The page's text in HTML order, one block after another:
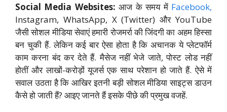
Social Media Websites: आज के समय में Facebook,
Instagram, WhatsApp, X (Twitter) और YouTube
जैसी सोशल मीडिया सेवाएं हमारी रोजमर्रा की जिंदगी का अहम हिस्सा
बन चुकी हैं. लेकिन कई बार ऐसा होता है कि अचानक ये प्लेटफॉर्म
काम करना बंद कर देते हैं. मैसेज नहीं भेजे जाते, पोस्ट लोड नहीं
होतीं और लाखों-करोड़ों यूजर्स एक साथ परेशान हो जाते हैं. ऐसे में
सवाल उठता है कि आखिर इतनी बड़ी सोशल मीडिया साइट्स डाउन
कैसे हो जाती हैं? आइए जानते हैं इसके पीछे की प्रमुख वजहें.